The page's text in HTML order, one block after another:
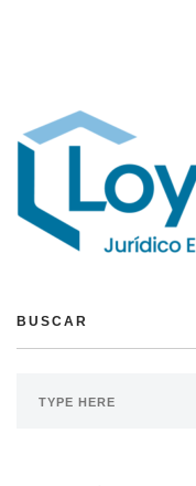
BUSCAR